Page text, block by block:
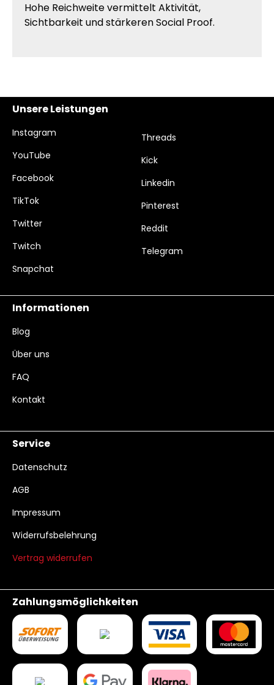
Hohe Reichweite vermittelt Aktivität,
Sichtbarkeit und stärkeren Social Proof.
Unsere Leistungen
Instagram
YouTube
Facebook
TikTok
Twitter
Twitch
Snapchat
Threads
Kick
Linkedin
Pinterest
Reddit
Telegram
Informationen
Blog
Über uns
FAQ
Kontakt
Service
Datenschutz
AGB
Impressum
Widerrufsbelehrung
Vertrag widerrufen
Zahlungsmöglichkeiten